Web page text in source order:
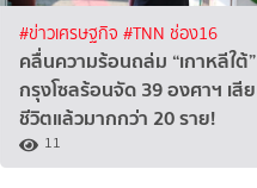
#ข่าวเศรษฐกิจ #TNN ช่อง16
คลื่นความร้อนถล่ม “เกาหลีใต้”
กรุงโซลร้อนจัด 39 องศาฯ เสีย
ชีวิตแล้วมากกว่า 20 ราย!
11